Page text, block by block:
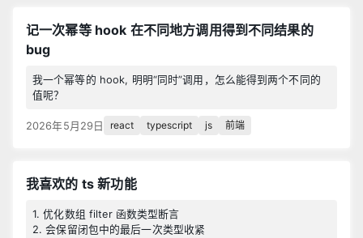
记一次幂等 hook 在不同地方调用得到不同结果的
bug
我一个幂等的 hook, 明明“同时”调用，怎么能得到两个不同的
值呢？
2026年5月29日 react typescript js 前端
我喜欢的 ts 新功能
1. 优化数组 filter 函数类型断言
2. 会保留闭包中的最后一次类型收紧